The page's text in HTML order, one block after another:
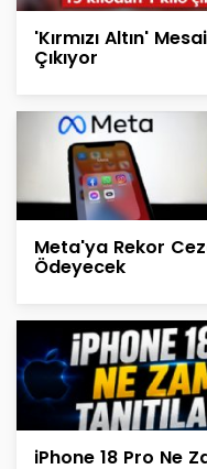
'Kırmızı Altın'
Çıkıyor
Meta'ya Rekor
Ödeyecek
iPhone 18 Pro Ne